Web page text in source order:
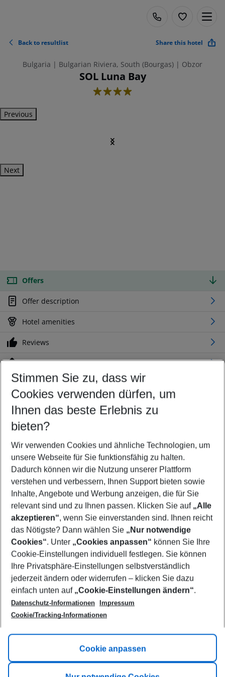
Back to resultlist Share this hotel
Bulgaria | Bulgarian Riviera, South (Bourgas) | Obzor
SOL Luna Bay
4
Previous
Next
Offers
Offer description
Hotel amenities
Reviews
Location
Customize your offer
Find the perfect deal which suits your best
Your departure airport
Any airport
Select your date range
11/08/26–09/08/27 5-8 nights
Who will travel
2 adults No children
Show more filter
Footer
Footer navigation
Title A
Link A
Stimmen Sie zu, dass wir
Cookies verwenden dürfen, um
Ihnen das beste Erlebnis zu
bieten?
Wir verwenden Cookies und ähnliche Technologien, um
unsere Webseite für Sie funktionsfähig zu halten.
Dadurch können wir die Nutzung unserer Plattform
verstehen und verbessern, Ihnen Support bieten sowie
Inhalte, Angebote und Werbung anzeigen, die für Sie
relevant sind und zu Ihnen passen. Klicken Sie auf „Alle
akzeptieren“, wenn Sie einverstanden sind. Ihnen reicht
das Nötigste? Dann wählen Sie „Nur notwendige
Cookies“. Unter „Cookies anpassen“ können Sie Ihre
Cookie-Einstellungen individuell festlegen. Sie können
Ihre Privatsphäre-Einstellungen selbstverständlich
jederzeit ändern oder widerrufen – klicken Sie dazu
einfach unten auf „Cookie-Einstellungen ändern“.
Datenschutz-Informationen
Impressum
Cookie/Tracking-Informationen
Cookie anpassen